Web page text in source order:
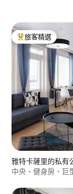
旅客精選榜首
旅客精選
雅特卡薩里的私有
中央、健身房、巨